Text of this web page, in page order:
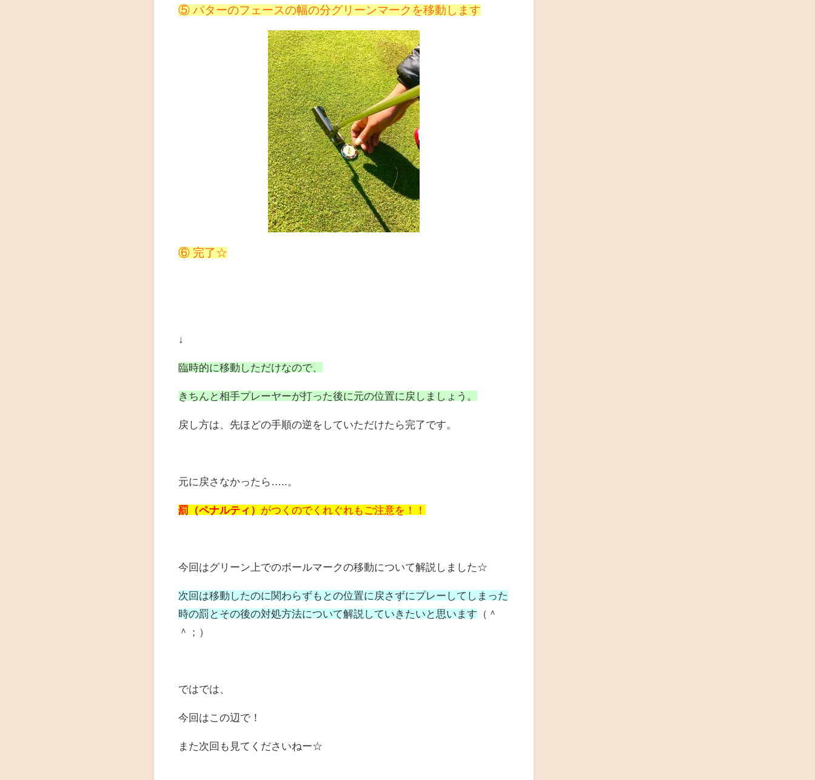
⑤ パターのフェースの幅の分グリーンマークを移動します
⑥ 完了☆
↓
臨時的に移動しただけなので、
きちんと相手プレーヤーが打った後に元の位置に戻しましょう。
戻し方は、先ほどの手順の逆をしていただけたら完了です。
元に戻さなかったら…..。
罰（ペナルティ） がつくのでくれぐれもご注意を！！
今回はグリーン上でのボールマークの移動について解説しました☆
次回は移動したのに関わらずもとの位置に戻さずにプレーしてしまった
時の罰とその後の対処方法について解説していきたいと思います （＾
＾；）
ではでは、
今回はこの辺で！
また次回も見てくださいねー☆